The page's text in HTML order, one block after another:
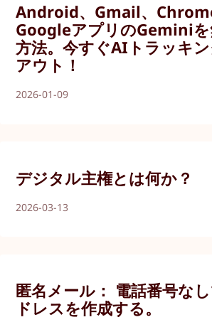
Android、Gmail、Chrome
GoogleアプリのGeminiを
方法。今すぐAIトラッキ
アウト！
2026-01-09
デジタル主権とは何か？
2026-03-13
匿名メール： 電話番号な
ドレスを作成する。